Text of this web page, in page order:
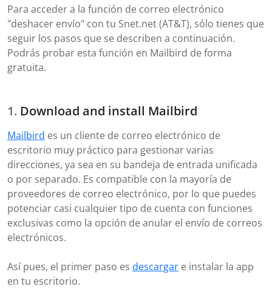
Para acceder a la función de correo electrónico
"deshacer envío" con tu Snet.net (AT&T), sólo tienes que
seguir los pasos que se describen a continuación.
Podrás probar esta función en Mailbird de forma
gratuita.
Download and install Mailbird
Mailbird es un cliente de correo electrónico de
escritorio muy práctico para gestionar varias
direcciones, ya sea en su bandeja de entrada unificada
o por separado. Es compatible con la mayoría de
proveedores de correo electrónico, por lo que puedes
potenciar casi cualquier tipo de cuenta con funciones
exclusivas como la opción de anular el envío de correos
electrónicos.
Así pues, el primer paso es descargar e instalar la app
en tu escritorio.